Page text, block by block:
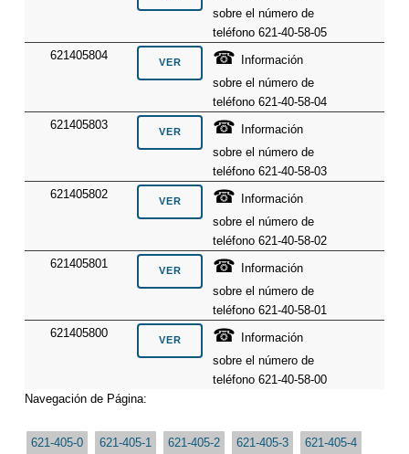
sobre el número de
teléfono 621-40-58-05
621405804
☎
Información
sobre el número de
teléfono 621-40-58-04
621405803
☎
Información
sobre el número de
teléfono 621-40-58-03
621405802
☎
Información
sobre el número de
teléfono 621-40-58-02
621405801
☎
Información
sobre el número de
teléfono 621-40-58-01
621405800
☎
Información
sobre el número de
teléfono 621-40-58-00
Navegación de Página:
621-405-0 621-405-1 621-405-2 621-405-3 621-405-4